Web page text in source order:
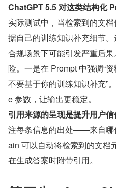
ChatGPT 5.5 对这类结构化
实际测试中，当检索到的文
据自己的训练知识补充细节
合规场景下可能引发严重后
险。一是在 Prompt 中强调“
不要基于你的训练知识补充”
e 参数，让输出更稳定。
引用来源的呈现是提升用户信
注每条信息的出处——来自哪
ain 可以自动将检索到的文档
在生成答案时附带引用。